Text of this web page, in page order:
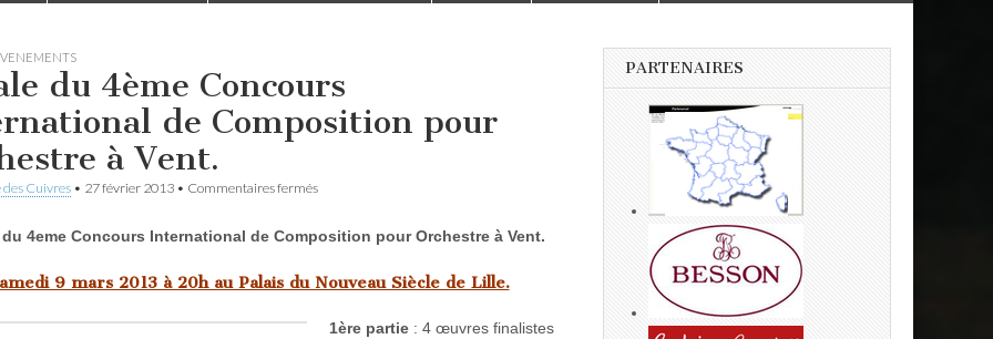
du 4ème Concours
de Composition pour
à Vent.
des Cuivres • 27 février 2013 • Commentaires ferméssur
4ème
International
de
pour
4eme Concours International de Composition pour Orchestre à Vent.
9 mars 2013 à 20h au Palais du Nouveau Siècle de Lille.
1ère partie : 4 œuvres finalistes
PARTENAIRES